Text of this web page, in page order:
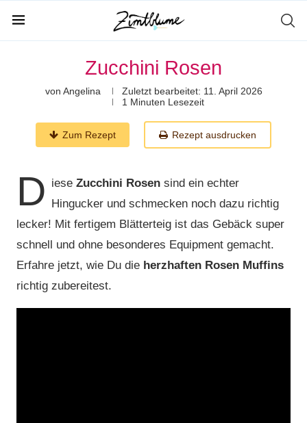
Zucchini Rosen
von Angelina Zuletzt bearbeitet: 11. April 2026
1 Minuten Lesezeit
Zum Rezept Rezept ausdrucken
D iese Zucchini Rosen sind ein echter
Hingucker und schmecken noch dazu richtig
lecker! Mit fertigem Blätterteig ist das Gebäck super
schnell und ohne besonderes Equipment gemacht.
Erfahre jetzt, wie Du die herzhaften Rosen Muffins
richtig zubereitest.